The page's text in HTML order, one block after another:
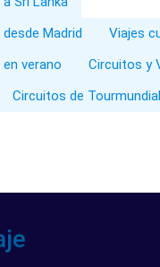
Madrid
Viajes
verano
Circuitos y
Circuitos de Tourmundial